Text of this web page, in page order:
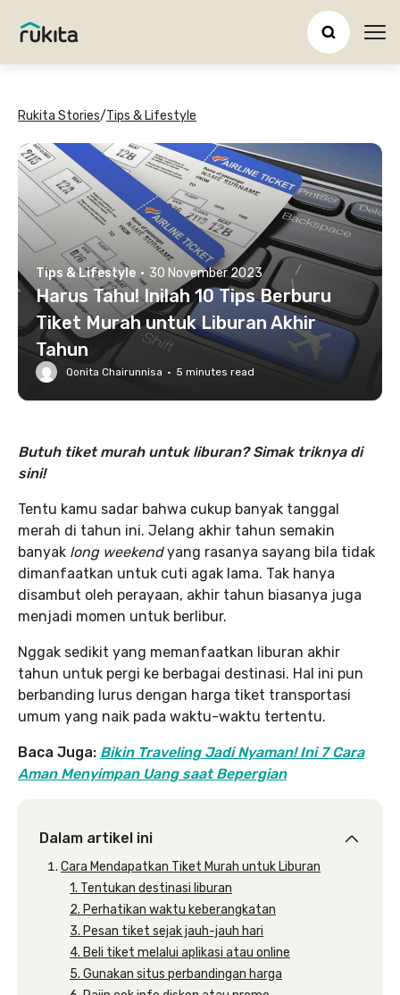
Rukita Stories/Tips & Lifestyle
Tips & Lifestyle · 30 November 2023
Harus Tahu! Inilah 10 Tips Berburu
Tiket Murah untuk Liburan Akhir
Tahun
Qonita Chairunnisa · 5 minutes read
Butuh tiket murah untuk liburan? Simak triknya di
sini!
Tentu kamu sadar bahwa cukup banyak tanggal
merah di tahun ini. Jelang akhir tahun semakin
banyak long weekendyang rasanya sayang bila tidak
dimanfaatkan untuk cuti agak lama. Tak hanya
disambut oleh perayaan, akhir tahun biasanya juga
menjadi momen untuk berlibur.
Nggak sedikit yang memanfaatkan liburan akhir
tahun untuk pergi ke berbagai destinasi. Hal ini pun
berbanding lurus dengan harga tiket transportasi
umum yang naik pada waktu-waktu tertentu.
Baca Juga: Bikin Traveling Jadi Nyaman! Ini 7 Cara
Aman Menyimpan Uang saat Bepergian
Dalam artikel ini
Cara Mendapatkan Tiket Murah untuk Liburan
1. Tentukan destinasi liburan
2. Perhatikan waktu keberangkatan
3. Pesan tiket sejak jauh-jauh hari
4. Beli tiket melalui aplikasi atau online
5. Gunakan situs perbandingan harga